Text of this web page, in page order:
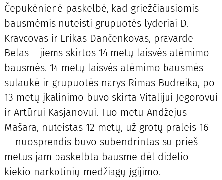
Čepukėnienė paskelbė, kad griežčiausiomis
bausmėmis nuteisti grupuotės lyderiai D.
Kravcovas ir Erikas Dančenkovas, pravarde
Belas – jiems skirtos 14 metų laisvės atėmimo
bausmės. 14 metų laisvės atėmimo bausmės
sulaukė ir grupuotės narys Rimas Budreika, po
13 metų įkalinimo buvo skirta Vitalijui Jegorovui
ir Artūrui Kasjanovui. Tuo metu Andžejus
Mašara, nuteistas 12 metų, už grotų praleis 16
– nuosprendis buvo subendrintas su prieš
metus jam paskelbta bausme dėl didelio
kiekio narkotinių medžiagų įgijimo.